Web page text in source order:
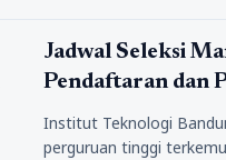
Pendidikan
Jadwal Seleksi
Pendaftaran dan
Institut Teknologi
perguruan tinggi